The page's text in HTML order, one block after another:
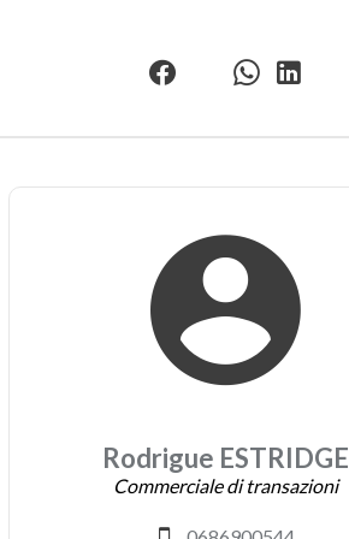
Rodrigue ESTRIDGE
Commerciale di transazioni